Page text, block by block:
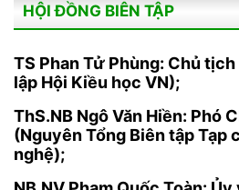
HỘI ĐỒNG BIÊN TẬP
TS Phan Tử Phùng: Chủ
lập Hội Kiều học VN);
ThS.NB Ngô Văn Hiền: Phó
(Nguyên Tổng Biên tập Tạp
nghệ);